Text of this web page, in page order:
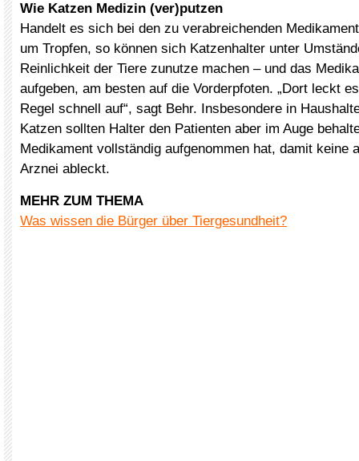
Wie Katzen Medizin (ver)putzen
Handelt es sich bei den zu verabreichenden
um Tropfen, so können sich Katzenhalter unter
Reinlichkeit der Tiere zunutze machen – und das
aufgeben, am besten auf die Vorderpfoten. „Dort leckt
Regel schnell auf“, sagt Behr. Insbesondere in
Katzen sollten Halter den Patienten aber im Auge
Medikament vollständig aufgenommen hat, damit keine
Arznei ableckt.
MEHR ZUM THEMA
Was wissen die Bürger über Tiergesundheit?